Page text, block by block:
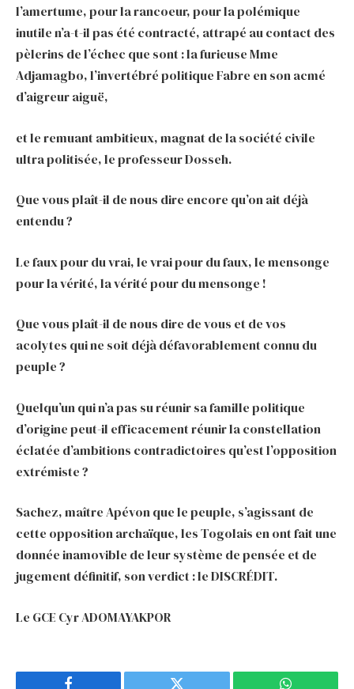
l’amertume, pour la rancoeur, pour la polémique
inutile n’a-t-il pas été contracté, attrapé au contact des
pèlerins de l’échec que sont : la furieuse Mme
Adjamagbo, l’invertébré politique Fabre en son acmé
d’aigreur aiguë,
et le remuant ambitieux, magnat de la société civile
ultra politisée, le professeur Dosseh.
Que vous plaît-il de nous dire encore qu’on ait déjà
entendu ?
Le faux pour du vrai, le vrai pour du faux, le mensonge
pour la vérité, la vérité pour du mensonge !
Que vous plaît-il de nous dire de vous et de vos
acolytes qui ne soit déjà défavorablement connu du
peuple ?
Quelqu’un qui n’a pas su réunir sa famille politique
d’origine peut-il efficacement réunir la constellation
éclatée d’ambitions contradictoires qu’est l’opposition
extrémiste ?
Sachez, maître Apévon que le peuple, s’agissant de
cette opposition archaïque, les Togolais en ont fait une
donnée inamovible de leur système de pensée et de
jugement définitif, son verdict : le DISCRÉDIT.
Le GCE Cyr ADOMAYAKPOR